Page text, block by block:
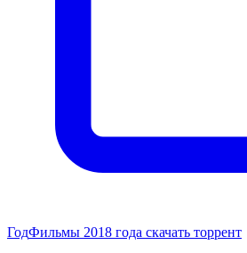
ГодФильмы 2018 года скачать торрент